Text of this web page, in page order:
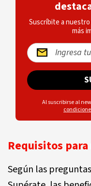
Suscríbite a
más
Al suscribirse al
Requisitos
Según las